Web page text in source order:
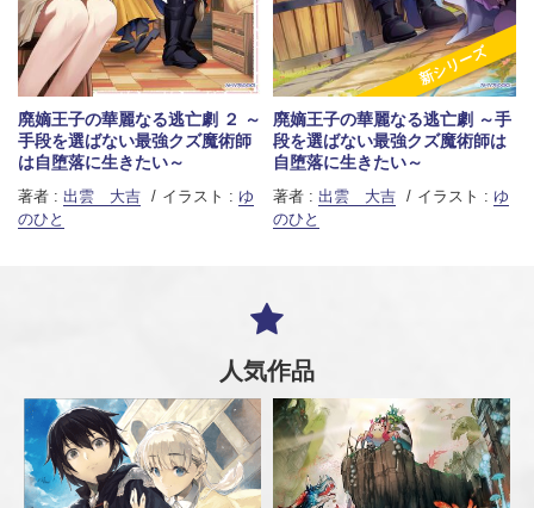
廃嫡王子の華麗なる逃亡劇 ２ ～
手段を選ばない最強クズ魔術師
は自堕落に生きたい～
著者 : 出雲 大吉 イラスト : ゆ
のひと
新シリーズ
廃嫡王子の華麗なる逃亡劇 ～手
段を選ばない最強クズ魔術師は
自堕落に生きたい～
著者 : 出雲 大吉 イラスト : ゆ
のひと
人気作品